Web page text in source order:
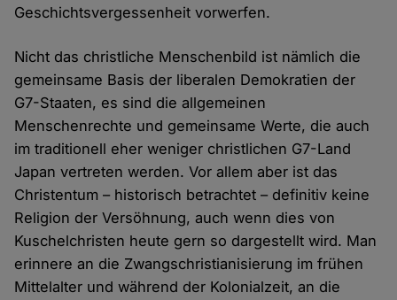
Geschichtsvergessenheit vorwerfen.
Nicht das christliche Menschenbild ist nämlich die
gemeinsame Basis der liberalen Demokratien der
G7-Staaten, es sind die allgemeinen
Menschenrechte und gemeinsame Werte, die auch
im traditionell eher weniger christlichen G7-Land
Japan vertreten werden. Vor allem aber ist das
Christentum – historisch betrachtet – definitiv keine
Religion der Versöhnung, auch wenn dies von
Kuschelchristen heute gern so dargestellt wird. Man
erinnere an die Zwangschristianisierung im frühen
Mittelalter und während der Kolonialzeit, an die